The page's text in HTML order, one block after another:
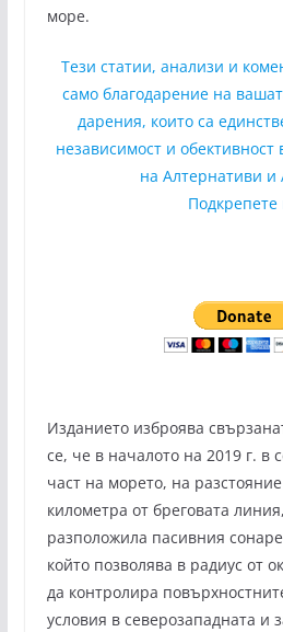
море.
Тези статии, анализи и
само благодарение на
дарения, които са
независимост и обективност
на Алтернативи и
Подкрепете
Изданието изброява
се, че в началото на 2019 г. в
част на морето, на
километра от бреговата
разположила пасивния
който позволява в радиус от
да контролира
условия в северозападната и